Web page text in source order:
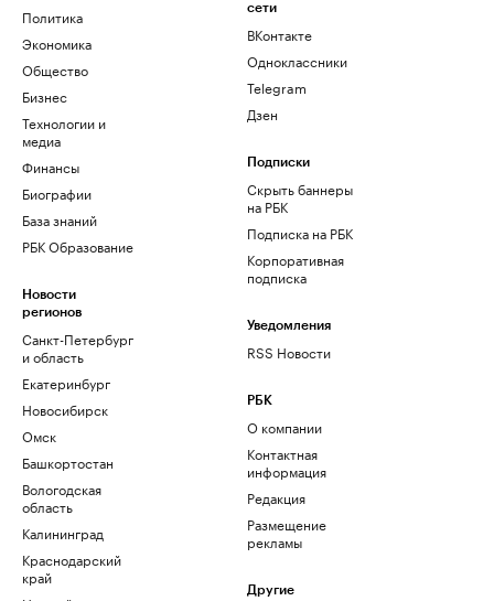
Политика
Экономика
Общество
Бизнес
Технологии и
медиа
Финансы
Биографии
База знаний
РБК Образование
Новости
регионов
Санкт-Петербург
и область
Екатеринбург
Новосибирск
Омск
Башкортостан
Вологодская
область
Калининград
Краснодарский
край
сети
ВКонтакте
Одноклассники
Telegram
Дзен
Подписки
Скрыть баннеры
на РБК
Подписка на РБК
Корпоративная
подписка
Уведомления
RSS Новости
РБК
О компании
Контактная
информация
Редакция
Размещение
рекламы
Другие